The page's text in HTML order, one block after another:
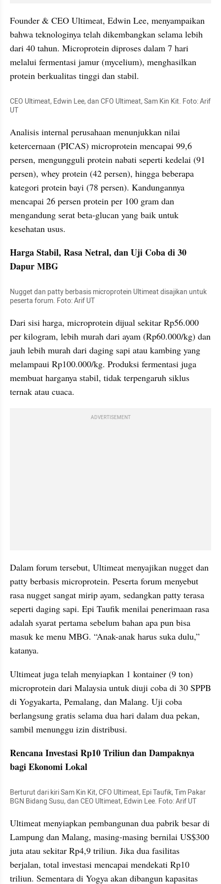
Founder & CEO Ultimeat, Edwin Lee, menyampaikan
bahwa teknologinya telah dikembangkan selama lebih
dari 40 tahun. Microprotein diproses dalam 7 hari
melalui fermentasi jamur (mycelium), menghasilkan
protein berkualitas tinggi dan stabil.
CEO Ultimeat, Edwin Lee, dan CFO Ultimeat, Sam Kin Kit. Foto: Arif
UT
Analisis internal perusahaan menunjukkan nilai
ketercernaan (PICAS) microprotein mencapai 99,6
persen, mengungguli protein nabati seperti kedelai (91
persen), whey protein (42 persen), hingga beberapa
kategori protein bayi (78 persen). Kandungannya
mencapai 26 persen protein per 100 gram dan
mengandung serat beta-glucan yang baik untuk
kesehatan usus.
Harga Stabil, Rasa Netral, dan Uji Coba di 30
Dapur MBG
Nugget dan patty berbasis microprotein Ultimeat disajikan untuk
peserta forum. Foto: Arif UT
Dari sisi harga, microprotein dijual sekitar Rp56.000
per kilogram, lebih murah dari ayam (Rp60.000/kg) dan
jauh lebih murah dari daging sapi atau kambing yang
melampaui Rp100.000/kg. Produksi fermentasi juga
membuat harganya stabil, tidak terpengaruh siklus
ternak atau cuaca.
ADVERTISEMENT
Dalam forum tersebut, Ultimeat menyajikan nugget dan
patty berbasis microprotein. Peserta forum menyebut
rasa nugget sangat mirip ayam, sedangkan patty terasa
seperti daging sapi. Epi Taufik menilai penerimaan rasa
adalah syarat pertama sebelum bahan apa pun bisa
masuk ke menu MBG. “Anak-anak harus suka dulu,”
katanya.
Ultimeat juga telah menyiapkan 1 kontainer (9 ton)
microprotein dari Malaysia untuk diuji coba di 30 SPPB
di Yogyakarta, Pemalang, dan Malang. Uji coba
berlangsung gratis selama dua hari dalam dua pekan,
sambil menunggu izin distribusi.
Rencana Investasi Rp10 Triliun dan Dampaknya
bagi Ekonomi Lokal
Berturut dari kiri Sam Kin Kit, CFO Ultimeat, Epi Taufik, Tim Pakar
BGN Bidang Susu, dan CEO Ultimeat, Edwin Lee. Foto: Arif UT
Ultimeat menyiapkan pembangunan dua pabrik besar di
Lampung dan Malang, masing-masing bernilai US$300
juta atau sekitar Rp4,9 triliun. Jika dua fasilitas
berjalan, total investasi mencapai mendekati Rp10
triliun. Sementara di Yogya akan dibangun kapasitas